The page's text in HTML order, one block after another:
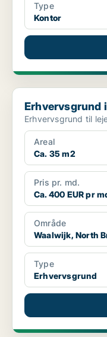
Type
Kontor
Erhvervsgrund i
Areal
Ca. 35 m2
Pris pr. md.
Ca. 400 EUR pr
Område
Waalwijk, North
Type
Erhvervsgrund